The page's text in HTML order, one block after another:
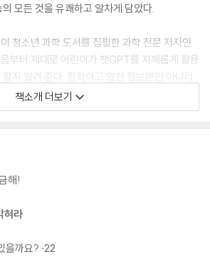
모든 것을 유쾌하고 알차게 담았다.
청소년 과학 도서를 집필한 과학 전문 저자인
부터 제대로 어린이가 챗GPT를 지혜롭게 활용
지 알려 준다. 정확하고 알찬 정보뿐만 아니라
은 그림 작가의 그림과 미드저니가 만든 이미지
차고 재미있게 읽을 수 있다. 프롤로그와 총 4
인공 지능 프로그램에 어떤 식으로 질문해야 원
책소개 더보기
해!
혀라
을까요? ·22